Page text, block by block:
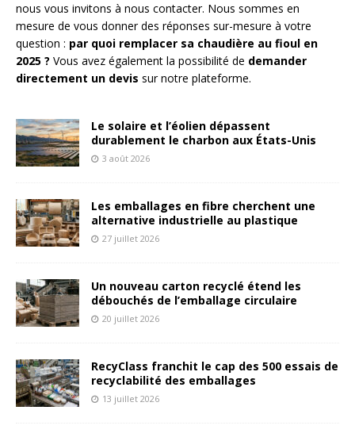
nous vous invitons à nous contacter. Nous sommes en
mesure de vous donner des réponses sur-mesure à votre
question : par quoi remplacer sa chaudière au fioul en
2025 ? Vous avez également la possibilité de demander
directement un devis sur notre plateforme.
Le solaire et l’éolien dépassent
durablement le charbon aux États-Unis
3 août 2026
Les emballages en fibre cherchent une
alternative industrielle au plastique
27 juillet 2026
Un nouveau carton recyclé étend les
débouchés de l’emballage circulaire
20 juillet 2026
RecyClass franchit le cap des 500 essais de
recyclabilité des emballages
13 juillet 2026